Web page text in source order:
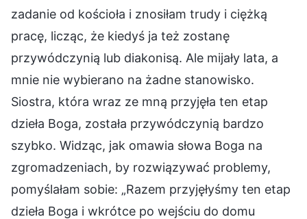
zadanie od kościoła i znosiłam trudy i ciężką
pracę, licząc, że kiedyś ja też zostanę
przywódczynią lub diakonisą. Ale mijały lata, a
mnie nie wybierano na żadne stanowisko.
Siostra, która wraz ze mną przyjęła ten etap
dzieła Boga, została przywódczynią bardzo
szybko. Widząc, jak omawia słowa Boga na
zgromadzeniach, by rozwiązywać problemy,
pomyślałam sobie: „Razem przyjęłyśmy ten etap
dzieła Boga i wkrótce po wejściu do domu